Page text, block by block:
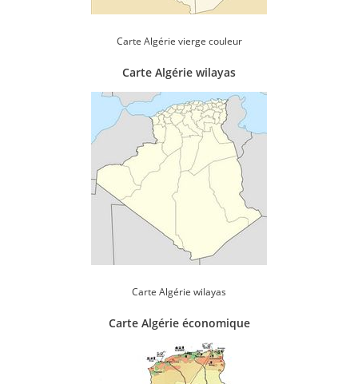
Carte Algérie vierge couleur
Carte Algérie wilayas
Carte Algérie wilayas
Carte Algérie économique